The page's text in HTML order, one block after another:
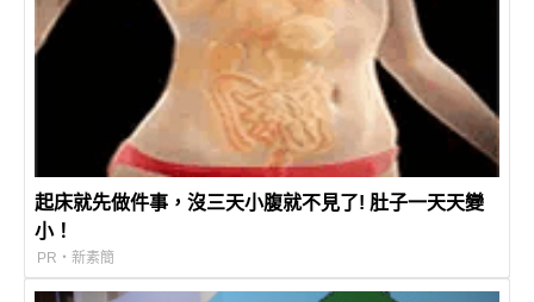
起床就先做件事，沒三天小腹就不見了! 肚子一天天變
小！
PR・新素簡